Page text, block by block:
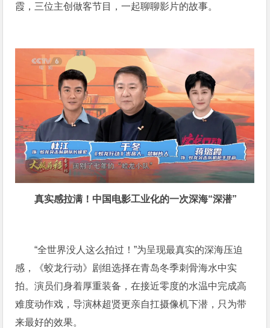
霞，三位主创做客节目，一起聊聊影片的故事。
真实感拉满！中国电影工业化的一次深海“深潜”
“全世界没人这么拍过！”为呈现最真实的深海压迫
感，《蛟龙行动》剧组选择在青岛冬季刺骨海水中实
拍。演员们身着厚重装备，在接近零度的水温中完成高
难度动作戏，导演林超贤更亲自扛摄像机下潜，只为带
来最好的效果。